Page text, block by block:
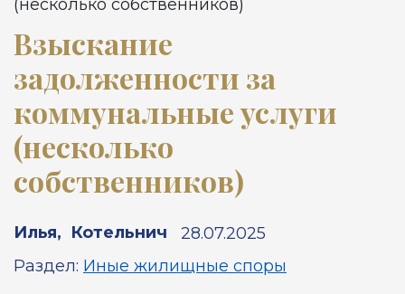
(несколько собственников)
Взыскание
задолженности за
коммунальные услуги
(несколько
собственников)
Илья, Котельнич
28.07.2025
Раздел: Иные жилищные споры